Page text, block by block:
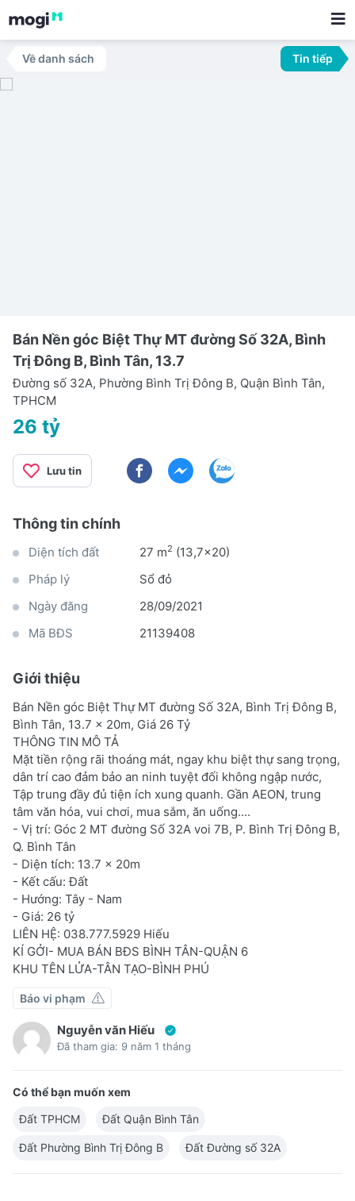
Về danh sách Tin tiếp
Bán Nền góc Biệt Thự MT đường Số 32A, Bình
Trị Đông B, Bình Tân, 13.7
Đường số 32A, Phường Bình Trị Đông B, Quận Bình Tân,
TPHCM
26 tỷ
Lưu tin
Thông tin chính
Diện tích đất 27 m2 (13,7x20)
Pháp lý
Sổ đỏ
Ngày đăng
28/09/2021
Mã BĐS
21139408
Giới thiệu
Bán Nền góc Biệt Thự MT đường Số 32A, Bình Trị Đông B,
Bình Tân, 13.7 x 20m, Giá 26 Tỷ
THÔNG TIN MÔ TẢ
Mặt tiền rộng rãi thoáng mát, ngay khu biệt thự sang trọng,
dân trí cao đảm bảo an ninh tuyệt đối không ngập nước,
Tập trung đầy đủ tiện ích xung quanh. Gần AEON, trung
tâm văn hóa, vui chơi, mua sắm, ăn uống....
- Vị trí: Góc 2 MT đường Số 32A voi 7B, P. Bình Trị Đông B,
Q. Bình Tân
- Diện tích: 13.7 x 20m
- Kết cấu: Đất
- Hướng: Tây - Nam
- Giá: 26 tỷ
LIÊN HỆ: 038.777.5929 Hiếu
KÍ GỞI- MUA BÁN BĐS BÌNH TÂN-QUẬN 6
KHU TÊN LỬA-TÂN TẠO-BÌNH PHÚ
Báo vi phạm
Nguyễn văn Hiếu
Đã tham gia: 9 năm 1 tháng
Có thể bạn muốn xem
Đất TPHCM
Đất Quận Bình Tân
Đất Phường Bình Trị Đông B Đất Đường số 32A